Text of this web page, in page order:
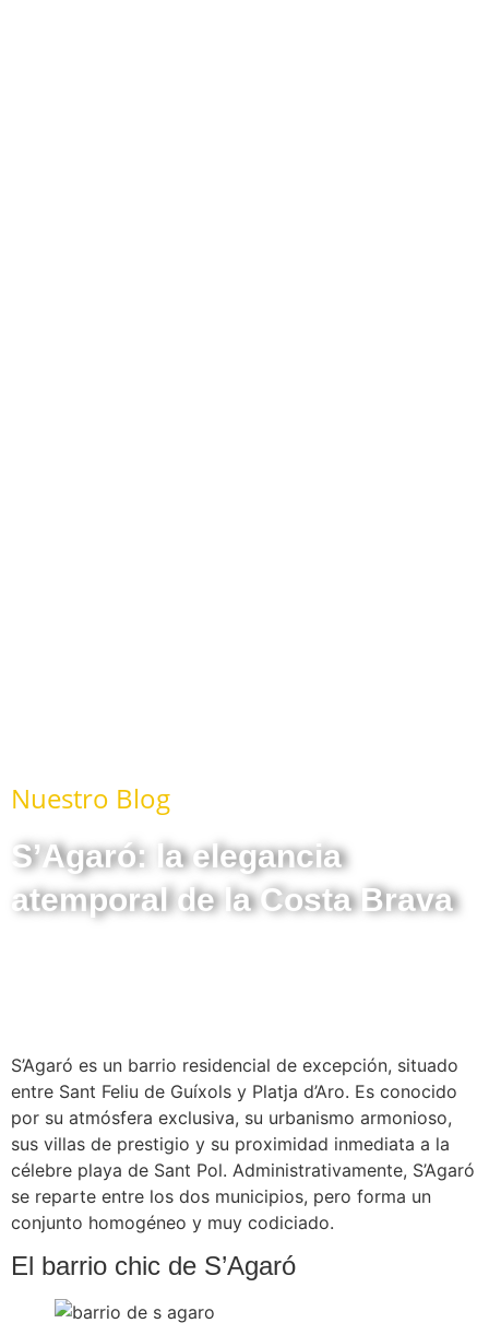
Nuestro Blog
S’Agaró: la elegancia
atemporal de la Costa Brava
S’Agaró es un barrio residencial de excepción, situado
entre Sant Feliu de Guíxols y Platja d’Aro. Es conocido
por su atmósfera exclusiva, su urbanismo armonioso,
sus villas de prestigio y su proximidad inmediata a la
célebre playa de Sant Pol. Administrativamente, S’Agaró
se reparte entre los dos municipios, pero forma un
conjunto homogéneo y muy codiciado.
El barrio chic de S’Agaró